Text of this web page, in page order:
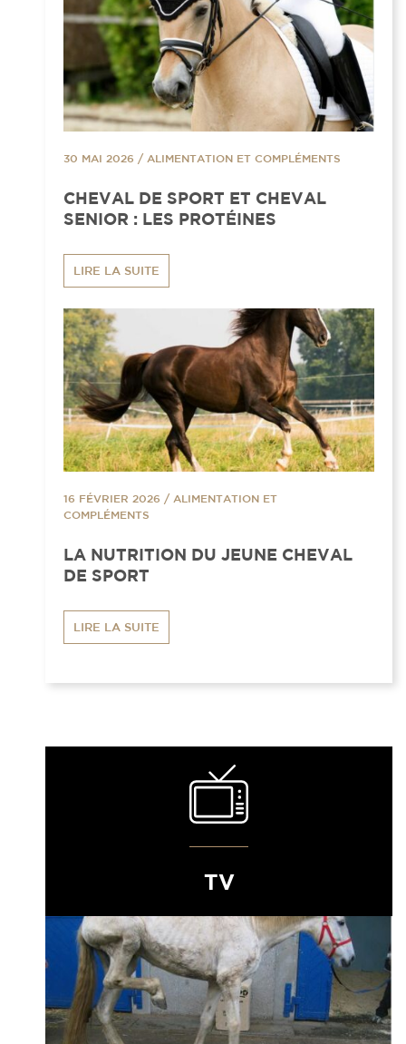
30 MAI 2026 / ALIMENTATION ET COMPLÉMENTS
CHEVAL DE SPORT ET CHEVAL
SENIOR : LES PROTÉINES
LIRE LA SUITE
16 FÉVRIER 2026 / ALIMENTATION ET
COMPLÉMENTS
LA NUTRITION DU JEUNE CHEVAL
DE SPORT
LIRE LA SUITE
TV